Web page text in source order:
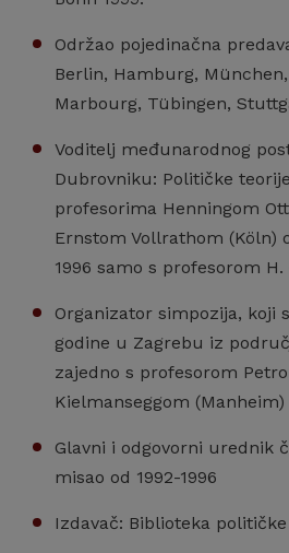
Održao pojedinačna
Berlin, Hamburg, München,
Marbourg, Tübingen,
Voditelj međunarodnog
Dubrovniku: Političke
profesorima Henningom
Ernstom Vollrathom (Köln)
1996 samo s profesorom
Organizator simpozija, koji
godine u Zagrebu iz
zajedno s profesorom
Kielmanseggom (Manheim)
Glavni i odgovorni urednik
misao od 1992-1996
Izdavač: Biblioteka